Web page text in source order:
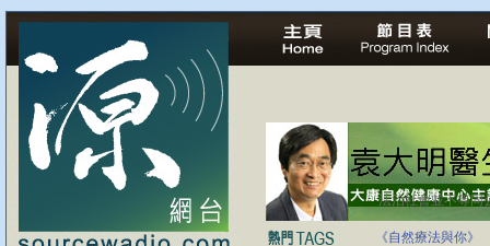
法治社會並不等同
自家教育合法化-
《自然療法與你》